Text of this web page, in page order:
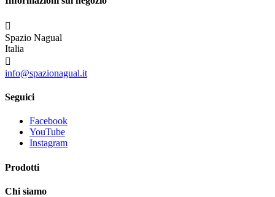

Spazio Nagual
Italia

info@spazionagual.it
Seguici
Facebook
YouTube
Instagram
Prodotti
Chi siamo